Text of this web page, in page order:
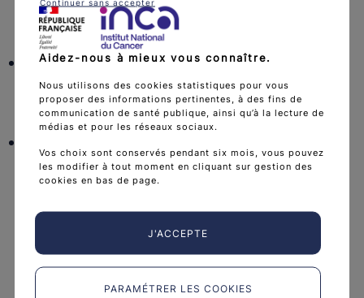
La chirurgie
chevron_right
(chimiothérapie et thérapies ciblées)
Aidez-nous à mieux vous connaître.
Nous utilisons des cookies statistiques pour vous
proposer des informations pertinentes, à des fins de
communication de santé publique, ainsi qu’à la lecture de
médias et pour les réseaux sociaux.
Vos choix sont conservés pendant six mois, vous pouvez
les modifier à tout moment en cliquant sur gestion des
cookies en bas de page.
J'ACCEPTE
PARAMÉTRER LES COOKIES